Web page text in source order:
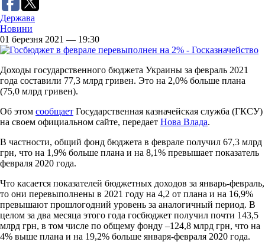
Держава
Новини
01 березня 2021 — 19:30
Доходы государственного бюджета Украины за февраль 2021
года составили 77,3 млрд гривен. Это на 2,0% больше плана
(75,0 млрд гривен).
Об этом сообщает Государственная казначейская служба (ГКСУ)
на своем официальном сайте, передает Нова Влада.
В частности, общий фонд бюджета в феврале получил 67,3 млрд
грн, что на 1,9% больше плана и на 8,1% превышает показатель
февраля 2020 года.
Что касается показателей бюджетных доходов за январь-февраль,
то они перевыполнены в 2021 году на 4,2 от плана и на 16,9%
превышают прошлогодний уровень за аналогичный период. В
целом за два месяца этого года госбюджет получил почти 143,5
млрд грн, в том числе по общему фонду –124,8 млрд грн, что на
4% выше плана и на 19,2% больше января-февраля 2020 года.